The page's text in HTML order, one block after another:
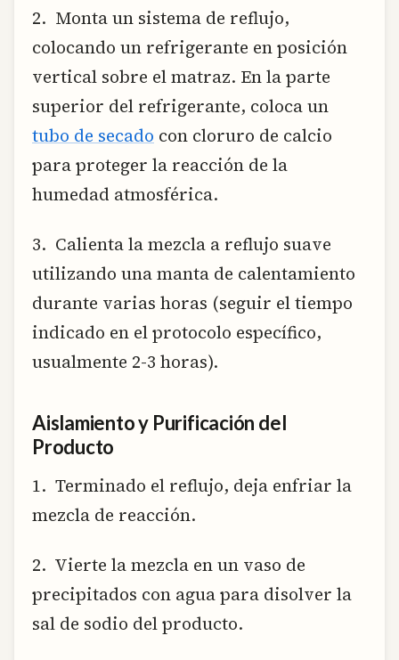
2. Monta un sistema de reflujo,
colocando un refrigerante en posición
vertical sobre el matraz. En la parte
superior del refrigerante, coloca un
tubo de secado con cloruro de calcio
para proteger la reacción de la
humedad atmosférica.
3. Calienta la mezcla a reflujo suave
utilizando una manta de calentamiento
durante varias horas (seguir el tiempo
indicado en el protocolo específico,
usualmente 2-3 horas).
Aislamiento y Purificación del
Producto
1. Terminado el reflujo, deja enfriar la
mezcla de reacción.
2. Vierte la mezcla en un vaso de
precipitados con agua para disolver la
sal de sodio del producto.